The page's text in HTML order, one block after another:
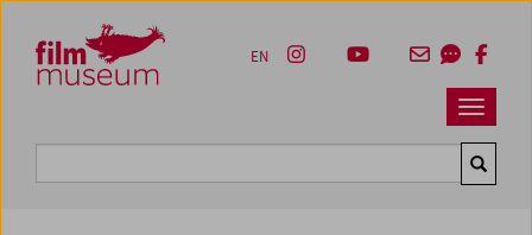
Zum Inhalt
Zum Hauptmenü
Zur Servicenavigation
Zum Suche
Navbar
EN